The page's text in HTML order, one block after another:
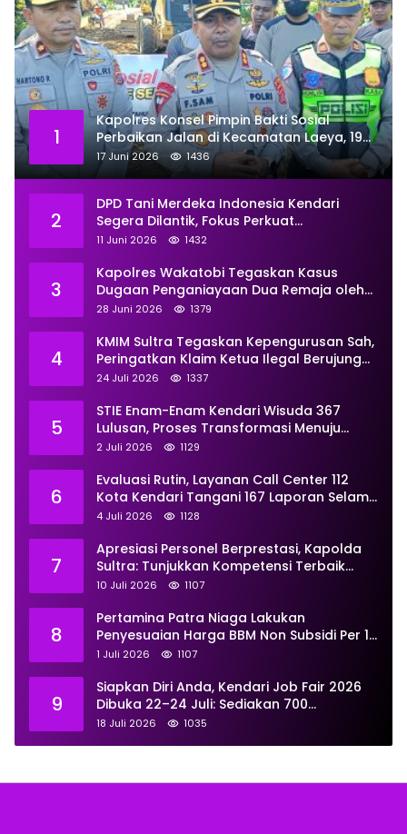
1
Kapolres Konsel Pimpin Bakti Sosial
Perbaikan Jalan di Kecamatan Laeya, 19
Titik Rusak Siap Ditambal
17 Juni 2026 1436
2
DPD Tani Merdeka Indonesia Kendari
Segera Dilantik, Fokus Perkuat
Pemberdayaan
11 Juni 2026 1432
3
Kapolres Wakatobi Tegaskan Kasus
Dugaan Penganiayaan Dua Remaja oleh
Dua Anggota Ditangani Secara
28 Juni 2026 1379
4
KMIM Sultra Tegaskan Kepengurusan Sah,
Peringatkan Klaim Ketua Ilegal Berujung
Proses Hukum
24 Juli 2026 1337
5
STIE Enam-Enam Kendari Wisuda 367
Lulusan, Proses Transformasi Menuju
Universitas Resmi Diterima
2 Juli 2026 1129
6
Evaluasi Rutin, Layanan Call Center 112
Kota Kendari Tangani 167 Laporan Selama
Juni
4 Juli 2026 1128
7
Apresiasi Personel Berprestasi, Kapolda
Sultra: Tunjukkan Kompetensi Terbaik
untuk Masyarakat
10 Juli 2026 1107
8
Pertamina Patra Niaga Lakukan
Penyesuaian Harga BBM Non Subsidi Per 1
Juli 2026, Berikut Rinciannya
1 Juli 2026 1107
9
Siapkan Diri Anda, Kendari Job Fair 2026
Dibuka 22–24 Juli: Sediakan 700
Lowongan dari 30 Perusahaan
18 Juli 2026 1035